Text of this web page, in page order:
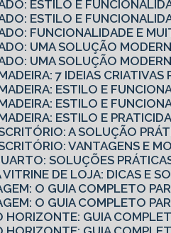
ESTILO E
ESTILO E
FUNCIONALIDADE E
UMA SOLUÇÃO
UMA SOLUÇÃO
7 IDEIAS CRIATIVAS
MADEIRA: ESTILO E
MADEIRA: ESTILO E
ESTILO E
A SOLUÇÃO
VANTAGENS E
SOLUÇÕES
VITRINE DE LOJA: DICAS E
O GUIA COMPLETO
O GUIA COMPLETO
HORIZONTE: GUIA